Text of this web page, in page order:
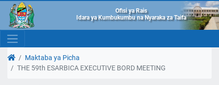
Ofisi ya Rais
Idara ya Kumbukumbu na Nyaraka za Taifa
Maktaba ya Picha
THE 59th ESARBICA EXECUTIVE BORD MEETING